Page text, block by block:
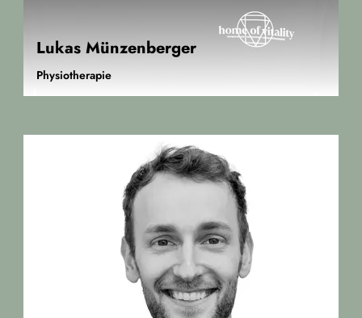
Lukas Münzenberger
Physiotherapie